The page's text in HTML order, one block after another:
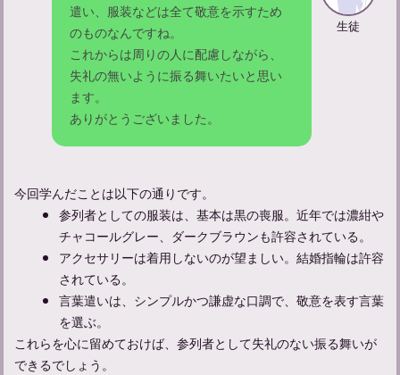
【墓じまい】参列者が注意すべきマナーや服装について解説
遣い、服装などは全て敬意を示すため
のものなんですね。
これからは周りの人に配慮しながら、
失礼の無いように振る舞いたいと思い
ます。
ありがとうございました。
生徒
今回学んだことは以下の通りです。
参列者としての服装は、基本は黒の喪服。近年では濃紺や
チャコールグレー、ダークブラウンも許容されている。
アクセサリーは着用しないのが望ましい。結婚指輪は許容
されている。
言葉遣いは、シンプルかつ謙虚な口調で、敬意を表す言葉
を選ぶ。
これらを心に留めておけば、参列者として失礼のない振る舞いが
できるでしょう。